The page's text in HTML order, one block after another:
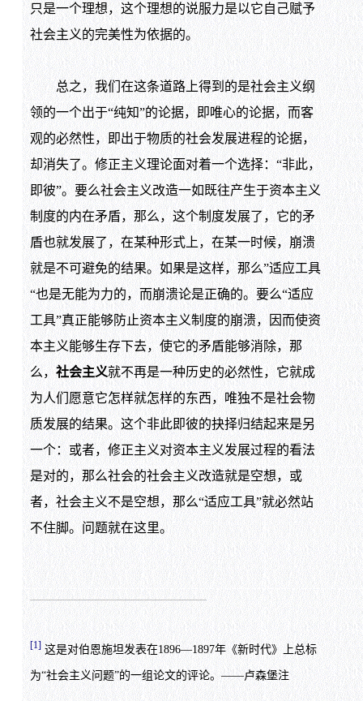
只是一个理想，这个理想的说服力是以它自己赋予
社会主义的完美性为依据的。
总之，我们在这条道路上得到的是社会主义纲
领的一个出于“纯知”的论据，即唯心的论据，而客
观的必然性，即出于物质的社会发展进程的论据，
却消失了。修正主义理论面对着一个选择：“非此，
即彼”。要么社会主义改造一如既往产生于资本主义
制度的内在矛盾，那么，这个制度发展了，它的矛
盾也就发展了，在某种形式上，在某一时候，崩溃
就是不可避免的结果。如果是这样，那么”适应工具
“也是无能为力的，而崩溃论是正确的。要么“适应
工具”真正能够防止资本主义制度的崩溃，因而使资
本主义能够生存下去，使它的矛盾能够消除，那
么， 社会主义就不再是一种历史的必然性，它就成
为人们愿意它怎样就怎样的东西，唯独不是社会物
质发展的结果。这个非此即彼的抉择归结起来是另
一个：或者，修正主义对资本主义发展过程的看法
是对的，那么社会的社会主义改造就是空想，或
者，社会主义不是空想，那么“适应工具”就必然站
不住脚。问题就在这里。
[1]这是对伯恩施坦发表在1896—1897年《新时代》上总标
为“社会主义问题”的一组论文的评论。——卢森堡注